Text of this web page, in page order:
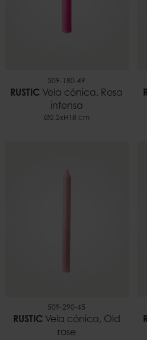
509-180-49
RUSTIC Vela cónica, Rosa
intensa
Ø2,2xH18 cm
509-290-45
RUSTICVela cónica, Old
rose